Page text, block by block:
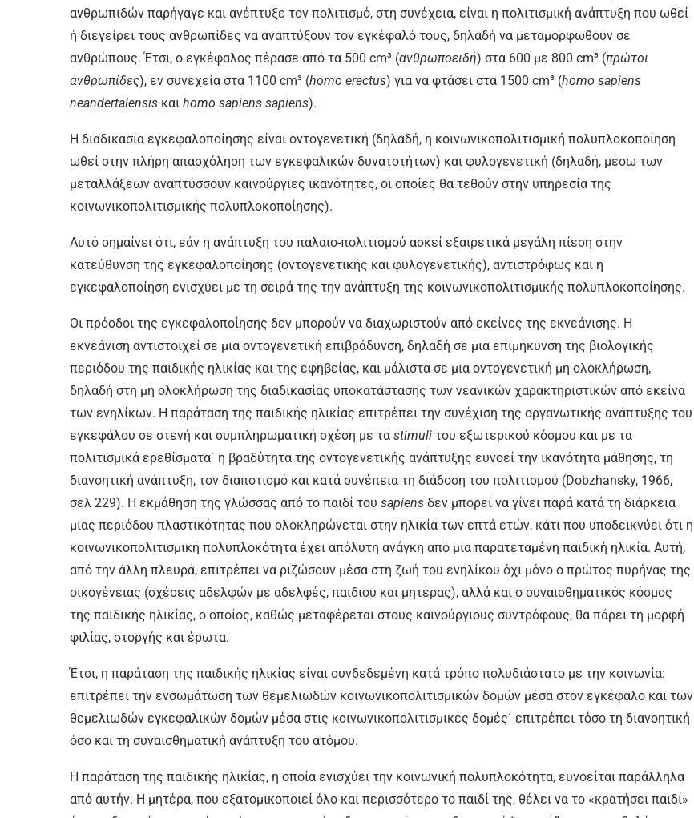
ανθρωπιδών παρήγαγε και ανέπτυξε τον πολιτισμό, στη συνέχεια, είναι η πολιτισμική ανάπτυξη που ωθεί
ή διεγείρει τους ανθρωπίδες να αναπτύξουν τον εγκέφαλό τους, δηλαδή να μεταμορφωθούν σε
ανθρώπους. Έτσι, ο εγκέφαλος πέρασε από τα 500 cm³ (ανθρωποειδή) στα 600 με 800 cm³ (πρώτοι
ανθρωπίδες), εν συνεχεία στα 1100 cm³ (homo erectus) για να φτάσει στα 1500 cm³ (homo sapiens
neandertalensis και homo sapiens sapiens).
Η διαδικασία εγκεφαλοποίησης είναι οντογενετική (δηλαδή, η κοινωνικοπολιτισμική πολυπλοκοποίηση
ωθεί στην πλήρη απασχόληση των εγκεφαλικών δυνατοτήτων) και φυλογενετική (δηλαδή, μέσω των
μεταλλάξεων αναπτύσσουν καινούργιες ικανότητες, οι οποίες θα τεθούν στην υπηρεσία της
κοινωνικοπολιτισμικής πολυπλοκοποίησης).
Αυτό σημαίνει ότι, εάν η ανάπτυξη του παλαιο-πολιτισμού ασκεί εξαιρετικά μεγάλη πίεση στην
κατεύθυνση της εγκεφαλοποίησης (οντογενετικής και φυλογενετικής), αντιστρόφως και η
εγκεφαλοποίηση ενισχύει με τη σειρά της την ανάπτυξη της κοινωνικοπολιτισμικής πολυπλοκοποίησης.
Οι πρόοδοι της εγκεφαλοποίησης δεν μπορούν να διαχωριστούν από εκείνες της εκνεάνισης. H
εκνεάνιση αντιστοιχεί σε μια οντογενετική επιβράδυνση, δηλαδή σε μια επιμήκυνση της βιολογικής
περιόδου της παιδικής ηλικίας και της εφηβείας, και μάλιστα σε μια οντογενετική μη ολοκλήρωση,
δηλαδή στη μη ολοκλήρωση της διαδικασίας υποκατάστασης των νεανικών χαρακτηριστικών από εκείνα
των ενηλίκων. H παράταση της παιδικής ηλικίας επιτρέπει την συνέχιση της οργανωτικής ανάπτυξης του
εγκεφάλου σε στενή και συμπληρωματική σχέση με τα stimuli του εξωτερικού κόσμου και με τα
πολιτισμικά ερεθίσματα˙ η βραδύτητα της οντογενετικής ανάπτυξης ευνοεί την ικανότητα μάθησης, τη
διανοητική ανάπτυξη, τον διαποτισμό και κατά συνέπεια τη διάδοση του πολιτισμού (Dobzhansky, 1966,
σελ 229). H εκμάθηση της γλώσσας από το παιδί του sapiens δεν μπορεί να γίνει παρά κατά τη διάρκεια
μιας περιόδου πλαστικότητας που ολοκληρώνεται στην ηλικία των επτά ετών, κάτι που υποδεικνύει ότι η
κοινωνικοπολιτισμική πολυπλοκότητα έχει απόλυτη ανάγκη από μια παρατεταμένη παιδική ηλικία. Αυτή,
από την άλλη πλευρά, επιτρέπει να ριζώσουν μέσα στη ζωή του ενηλίκου όχι μόνο ο πρώτος πυρήνας της
οικογένειας (σχέσεις αδελφών με αδελφές, παιδιού και μητέρας), αλλά και ο συναισθηματικός κόσμος
της παιδικής ηλικίας, ο οποίος, καθώς μεταφέρεται στους καινούργιους συντρόφους, θα πάρει τη μορφή
φιλίας, στοργής και έρωτα.
Έτσι, η παράταση της παιδικής ηλικίας είναι συνδεδεμένη κατά τρόπο πολυδιάστατο με την κοινωνία:
επιτρέπει την ενσωμάτωση των θεμελιωδών κοινωνικοπολιτισμικών δομών μέσα στον εγκέφαλο και των
θεμελιωδών εγκεφαλικών δομών μέσα στις κοινωνικοπολιτισμικές δομές˙ επιτρέπει τόσο τη διανοητική
όσο και τη συναισθηματική ανάπτυξη του ατόμου.
H παράταση της παιδικής ηλικίας, η οποία ενισχύει την κοινωνική πολυπλοκότητα, ευνοείται παράλληλα
από αυτήν. H μητέρα, που εξατομικοποιεί όλο και περισσότερο το παιδί της, θέλει να το «κρατήσει παιδί»